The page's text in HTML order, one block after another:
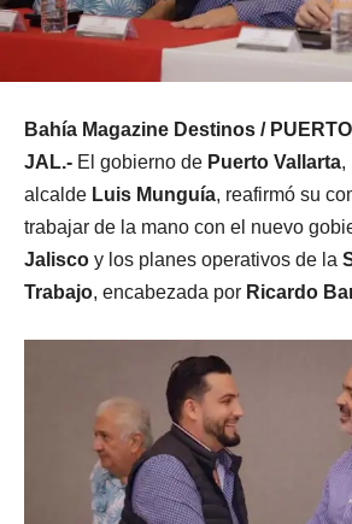
Bahía Magazine Destinos /
JAL.- El gobierno de Puerto Vallarta,
alcalde Luis Munguía, reafirmó su
trabajar de la mano con el nuevo
Jalisco y los planes operativos de la
Trabajo, encabezada por Ricardo